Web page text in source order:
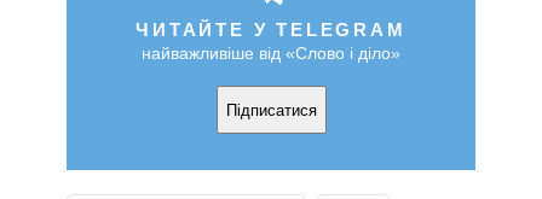
ЧИТАЙТЕ У TELEGRAM
найважливіше від «Слово і діло»
Підписатися